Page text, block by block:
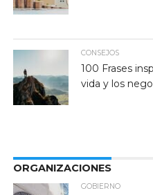
CONSEJOS
100 Frases
vida y los
ORGANIZACIONES
GOBIERNO